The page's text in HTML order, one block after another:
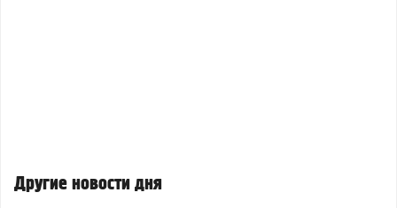
Другие новости дня